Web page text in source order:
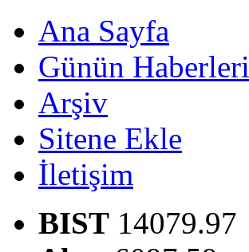
Ana Sayfa
Günün Haberleri
Arşiv
Sitene Ekle
İletişim
BIST 14079.97